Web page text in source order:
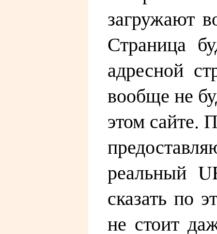
загружают
Страница
адресной
вообще не
этом сайте.
реальный
сказать по
не стоит